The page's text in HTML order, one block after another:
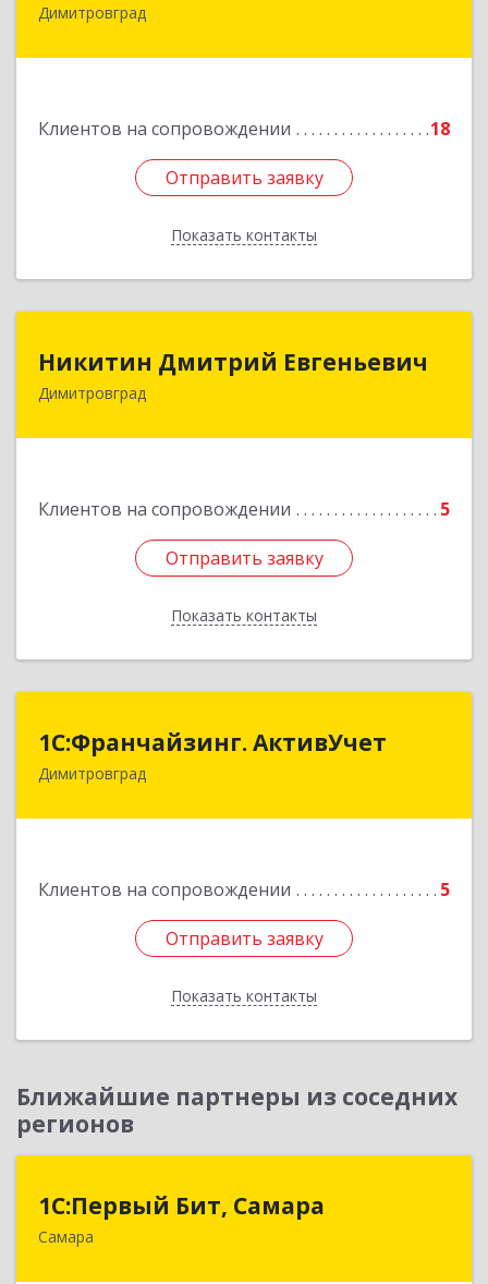
Димитровград
Клиентов на сопровождении 18
Отправить заявку
Показать контакты
433502, Ульяновская область, г.о. город
Подробнее
Отправить заявку
Назад
Никитин Дмитрий Евгеньевич
Димитровград
Клиентов на сопровождении 5
Отправить заявку
Показать контакты
Никитин Дмитрий Евгеньевич
Отправить заявку
Назад
1С:Франчайзинг. АктивУчет
Димитровград
Клиентов на сопровождении 5
Отправить заявку
Показать контакты
1С:Франчайзинг. АктивУчет
433505, Ульяновская обл., г. Димитровград, ул.
Отправить заявку
Назад
Ближайшие партнеры из соседних
регионов
1С:Первый Бит, Самара
Самара
1С:Первый Бит, Самара
443013, Самарская обл, Самара г, Дачная ул,